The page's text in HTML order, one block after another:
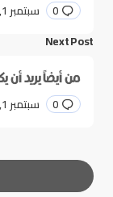
0 سبتمبر 1, 2014
Next Post
من أيضاً يريد
0 سبتمبر 1, 2014